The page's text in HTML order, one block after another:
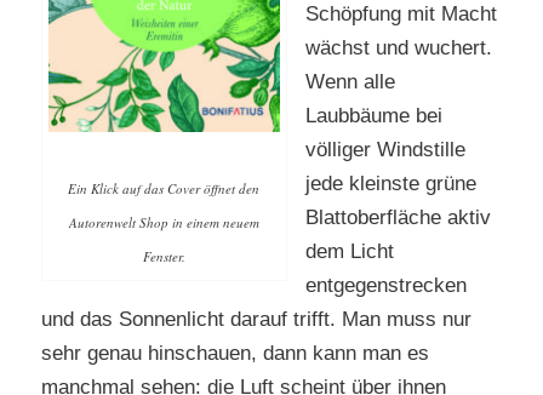
Ein Klick auf das Cover öffnet den
Autorenwelt Shop in einem neuem
Fenster.
Schöpfung mit Macht
wächst und wuchert.
Wenn alle
Laubbäume bei
völliger Windstille
jede kleinste grüne
Blattoberfläche aktiv
dem Licht
entgegenstrecken
und das Sonnenlicht darauf trifft. Man muss nur
sehr genau hinschauen, dann kann man es
manchmal sehen: die Luft scheint über ihnen